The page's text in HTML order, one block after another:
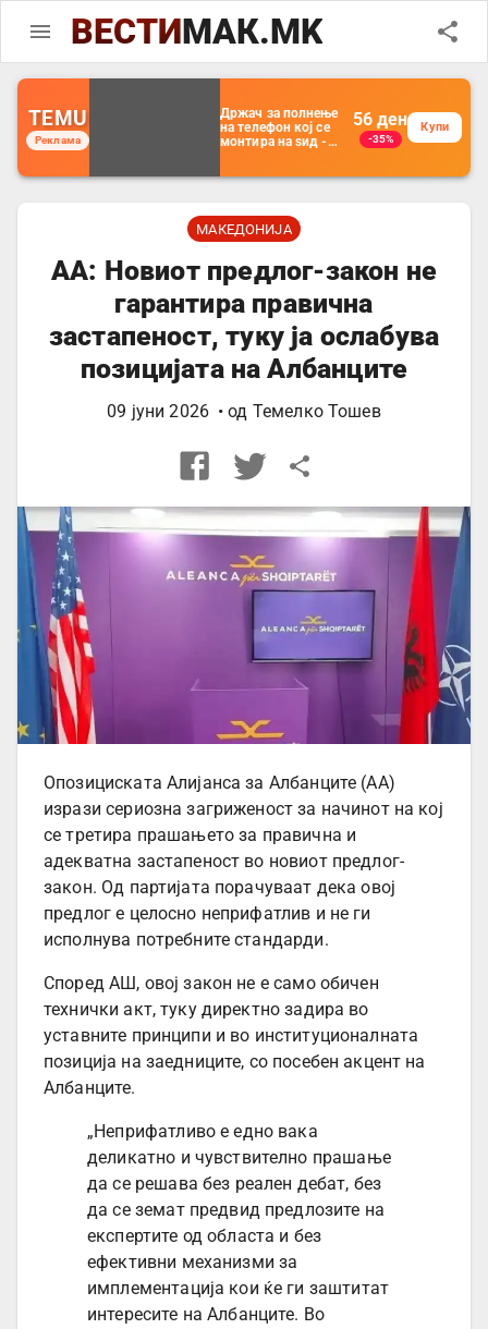
ВЕСТИМАК.MK
TEMU
Реклама
Држач за полнење
на телефон кој се
монтира на ѕид -
организатор за
далечински
управувач
56 ден
-35%
Купи
МАКЕДОНИЈА
АА: Новиот предлог-закон не
гарантира правична
застапеност, туку ја ослабува
позицијата на Албанците
09 јуни 2026 • од Темелко Тошев
Опозициската Алијанса за Албанците (АА)
изрази сериозна загриженост за начинот на кој
се третира прашањето за правична и
адекватна застапеност во новиот предлог-
закон. Од партијата порачуваат дека овој
предлог е целосно неприфатлив и не ги
исполнува потребните стандарди.
Според АШ, овој закон не е само обичен
технички акт, туку директно задира во
уставните принципи и во институционалната
позиција на заедниците, со посебен акцент на
Албанците.
„Неприфатливо е едно вака
деликатно и чувствително прашање
да се решава без реален дебат, без
да се земат предвид предлозите на
експертите од областа и без
ефективни механизми за
имплементација кои ќе ги заштитат
интересите на Албанците. Во